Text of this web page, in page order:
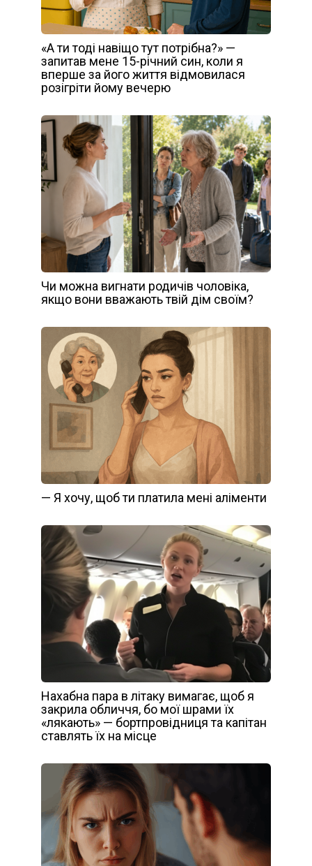
«А ти тоді навіщо тут потрібна?» —
запитав мене 15-річний син, коли я
вперше за його життя відмовилася
розігріти йому вечерю
Чи можна вигнати родичів чоловіка,
якщо вони вважають твій дім своїм?
— Я хочу, щоб ти платила мені аліменти
Нахабна пара в літаку вимагає, щоб я
закрила обличчя, бо мої шрами їх
«лякають» — бортпровідниця та капітан
ставлять їх на місце